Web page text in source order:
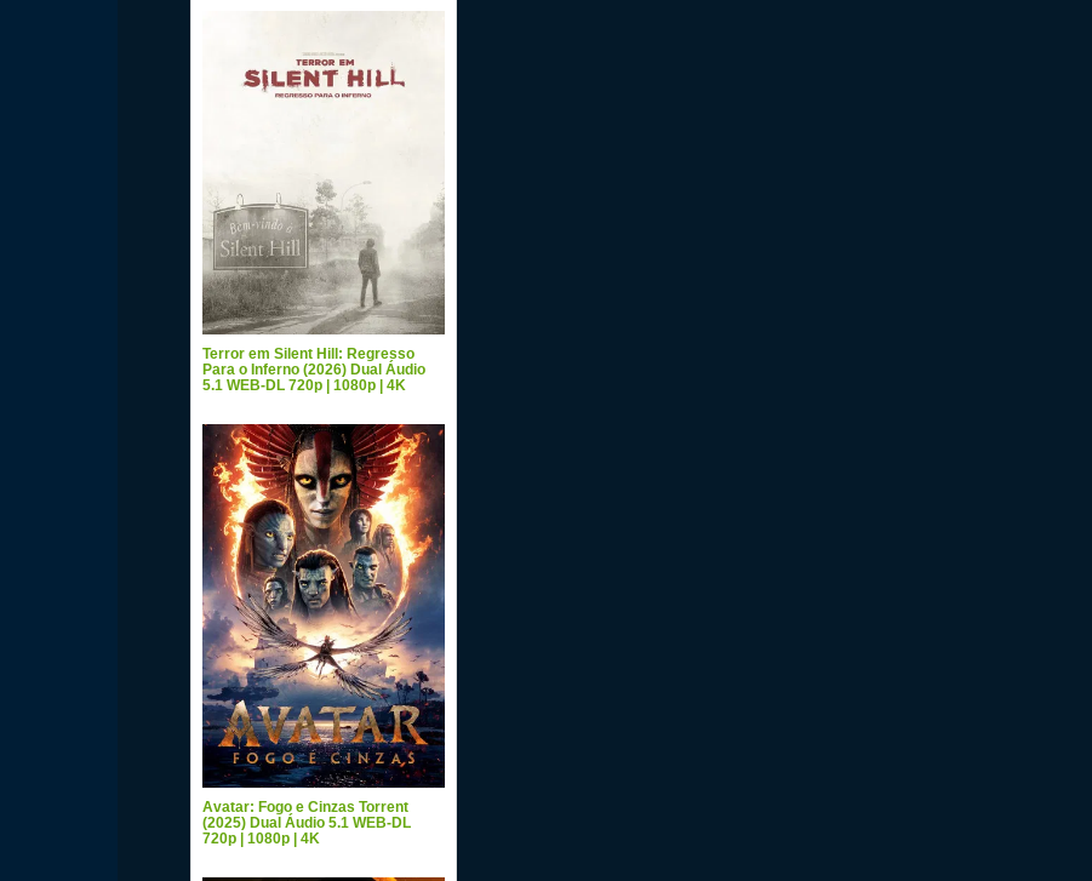
Terror em Silent Hill: Regresso
Para o Inferno (2026) Dual Áudio
5.1 WEB-DL 720p | 1080p | 4K
Avatar: Fogo e Cinzas Torrent
(2025) Dual Áudio 5.1 WEB-DL
720p | 1080p | 4K